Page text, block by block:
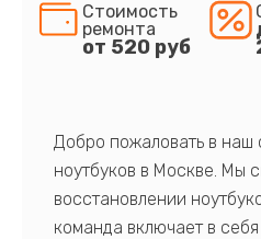
Стоимость
ремонта
от 520 руб
Добро пожаловать в наш
ноутбуков в Москве. Мы
восстановлении
команда включает в